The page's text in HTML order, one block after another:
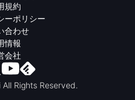
規約
ーポリシー
合わせ
情報
会社
Rights Reserved.